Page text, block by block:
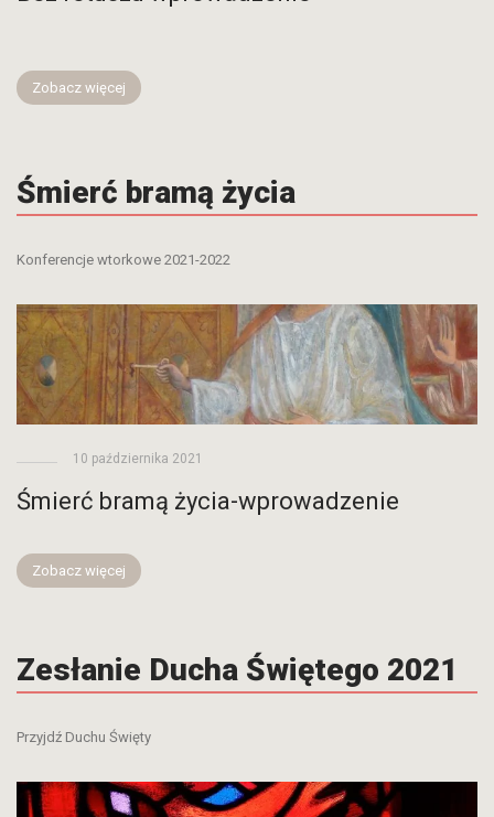
Zobacz więcej
Śmierć bramą życia
Konferencje wtorkowe 2021-2022
10 października 2021
Śmierć bramą życia-wprowadzenie
Zobacz więcej
Zesłanie Ducha Świętego 2021
Przyjdź Duchu Święty